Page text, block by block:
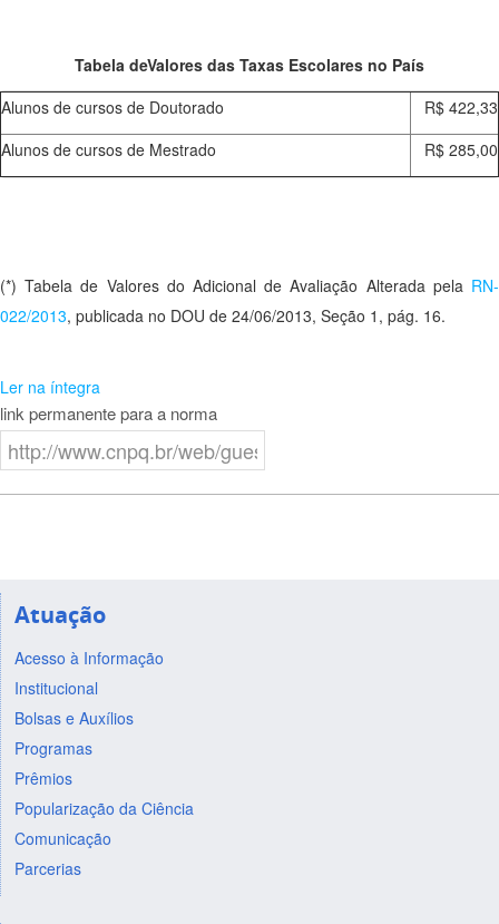
Tabela deValores das Taxas Escolares no País
Alunos de cursos de Doutorado
R$ 422,33
Alunos de cursos de Mestrado
R$ 285,00
(*) Tabela de Valores do Adicional de Avaliação Alterada pela RN-
022/2013, publicada no DOU de 24/06/2013, Seção 1, pág. 16.
Ler na íntegra
link permanente para a norma
Atuação
Acesso à Informação
Institucional
Bolsas e Auxílios
Programas
Prêmios
Popularização da Ciência
Comunicação
Parcerias